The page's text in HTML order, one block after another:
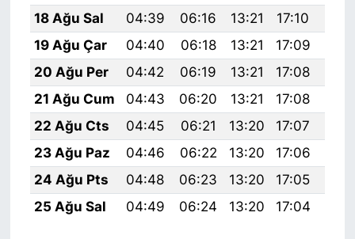
18 Ağu Sal
04:39 06:16 13:21 17:10
19 Ağu Çar
04:40 06:18 13:21 17:09
20 Ağu Per
04:42 06:19 13:21 17:08
21 Ağu Cum
04:43 06:20 13:21 17:08
22 Ağu Cts
04:45 06:21 13:20 17:07
23 Ağu Paz
04:46 06:22 13:20 17:06
24 Ağu Pts
04:48 06:23 13:20 17:05
25 Ağu Sal
04:49 06:24 13:20 17:04